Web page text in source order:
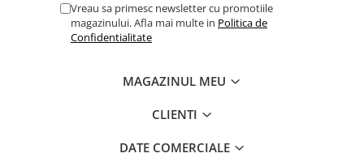
Vreau sa primesc newsletter cu promotiile
magazinului. Afla mai multe in Politica de
Confidentialitate
MAGAZINUL MEU
CLIENTI
DATE COMERCIALE